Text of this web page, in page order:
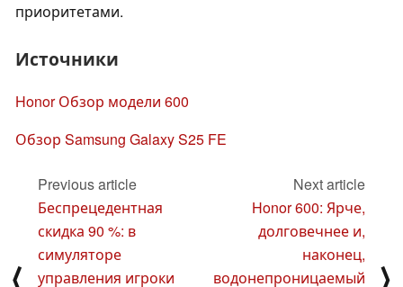
приоритетами.
Источники
Honor Обзор модели 600
Обзор Samsung Galaxy S25 FE
⟨
Previous article
Беспрецедентная
скидка 90 %: в
симуляторе
управления игроки
Next article
Honor 600: Ярче,
долговечнее и,
наконец,
водонепроницаемый
⟩